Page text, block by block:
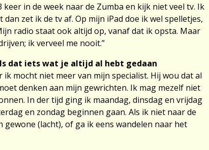
in de week naar de Zumba en kijk niet veel tv. Ik
zet ik de tv af. Op mijn iPad doe ik wel spelletjes,
radio staat ook altijd op, vanaf dat ik opsta. Maar
ik verveel me nooit.”
dat iets wat je altijd al hebt gedaan
mocht niet meer van mijn specialist. Hij wou dat al
denken aan mijn gewrichten. Ik mag mezelf niet
In der tijd ging ik maandag, dinsdag en vrijdag
en zondag beginnen gaan. Als ik niet naar de
(lacht), of ga ik eens wandelen naar het